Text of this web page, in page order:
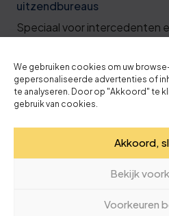
We gebruiken cookies om uw
gepersonaliseerde advertenties of
te analyseren. Door op "Akkoord" te
gebruik van cookies.
Akkoord,
Bekijk
Voorkeuren
uitzendbureaus
Speciaal voor intercedenten
centraal die spelen bij het
naar VCA-gecertificeerde
VCA Basis en VOL zijn op